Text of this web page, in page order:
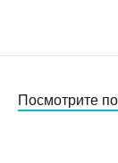
Посмотрите